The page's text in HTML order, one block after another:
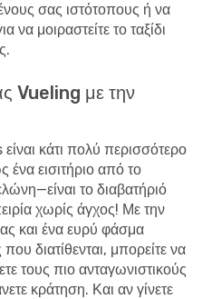
σας ιστότοπους ή να
να μοιραστείτε το ταξίδι
Vueling με την
κάτι πολύ περισσότερο
εισιτήριο από το
το διαβατήριό
χωρίς άγχος! Με την
και ένα ευρύ φάσμα
διατίθενται, μπορείτε να
τους πιο ανταγωνιστικούς
κράτηση. Και αν γίνετε